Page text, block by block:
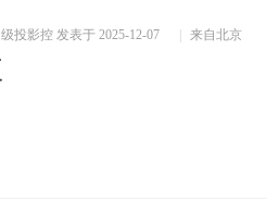
投影控 发表于 2025-12-07 来自北京